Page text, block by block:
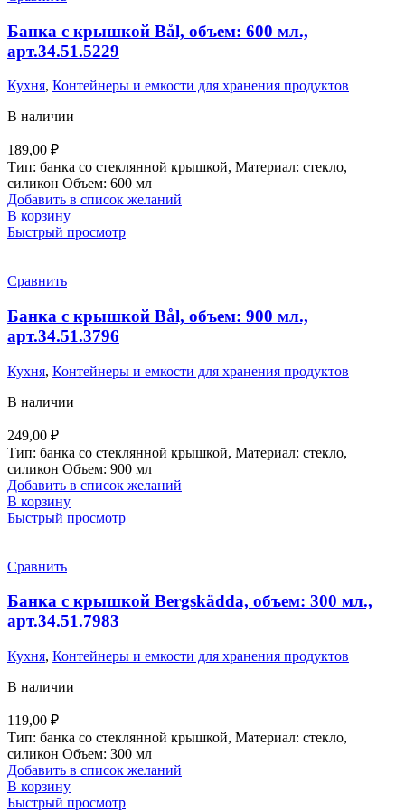
Банка с крышкой Bål, объем: 600 мл.,
арт.34.51.5229
Кухня, Контейнеры и емкости для хранения продуктов
В наличии
189,00 ₽
Тип: банка со стеклянной крышкой, Материал: стекло,
силикон Объем: 600 мл
Добавить в список желаний
В корзину
Быстрый просмотр
Сравнить
Банка с крышкой Bål, объем: 900 мл.,
арт.34.51.3796
Кухня, Контейнеры и емкости для хранения продуктов
В наличии
249,00 ₽
Тип: банка со стеклянной крышкой, Материал: стекло,
силикон Объем: 900 мл
Добавить в список желаний
В корзину
Быстрый просмотр
Сравнить
Банка с крышкой Bergskädda, объем: 300 мл.,
арт.34.51.7983
Кухня, Контейнеры и емкости для хранения продуктов
В наличии
119,00 ₽
Тип: банка со стеклянной крышкой, Материал: стекло,
силикон Объем: 300 мл
Добавить в список желаний
В корзину
Быстрый просмотр